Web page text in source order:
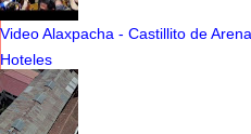
Video Alaxpacha - Castillito de Arena
Hoteles